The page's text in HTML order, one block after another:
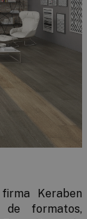
Keraben
de formatos,